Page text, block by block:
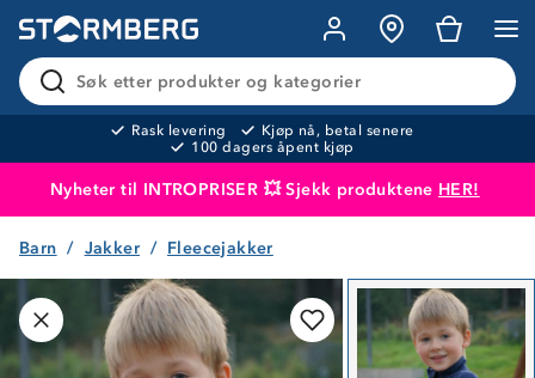
Søk etter produkter og kategorier
Rask levering
Kjøp nå, betal senere
100 dagers åpent kjøp
Nyheter til INTROPRISER 💥 Sjekk produktene HER!
Produktet er lagt i handlekurven
Barn Jakker Fleecejakker